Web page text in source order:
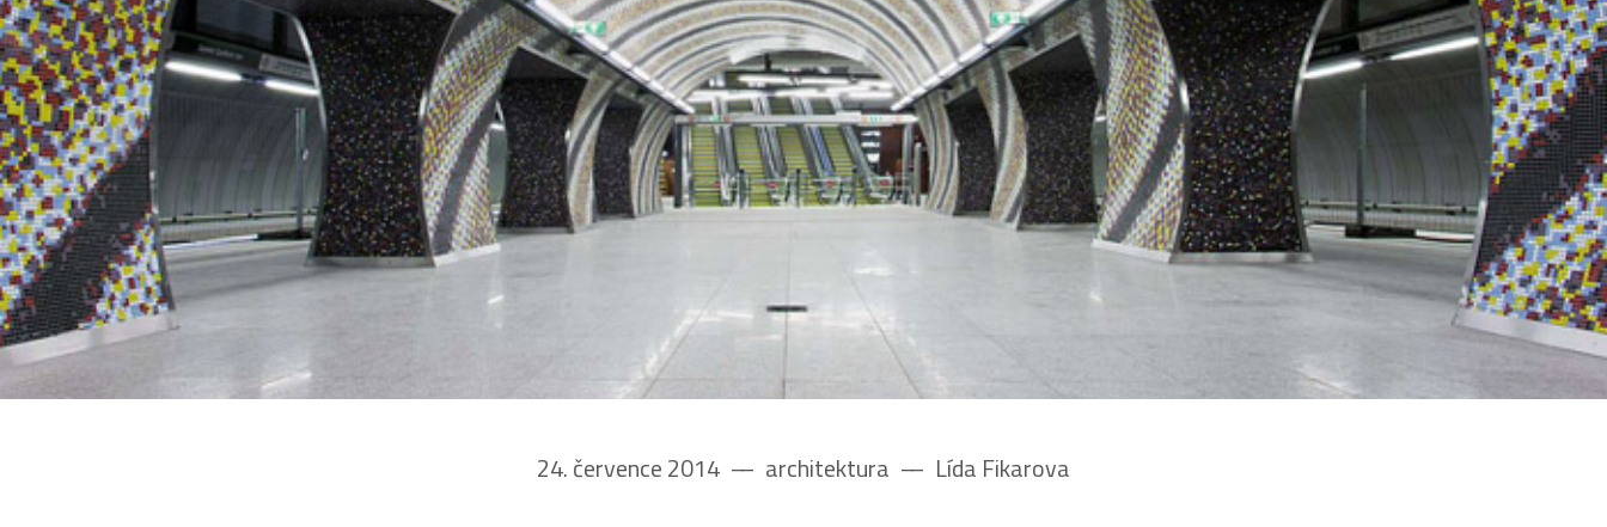
24. července 2014 –– architektura –– Lída Fikarova